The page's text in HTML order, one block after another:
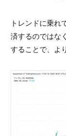
トレンドに乗れ
済するのではな
することで、よ